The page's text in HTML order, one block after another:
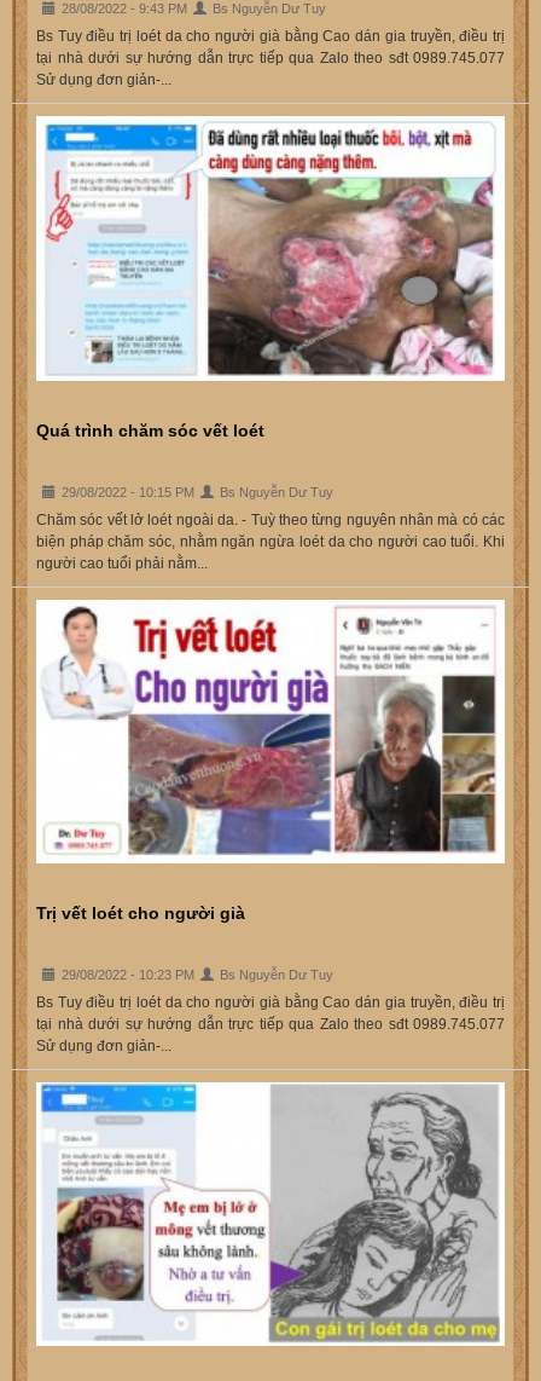
28/08/2022 - 9:43 PM Bs Nguyễn Dư Tuy
Bs Tuy điều trị loét da cho người già bằng Cao dán gia truyền, điều trị
tại nhà dưới sự hướng dẫn trực tiếp qua Zalo theo sđt 0989.745.077
Sử dụng đơn giản-...
Quá trình chăm sóc vết loét
29/08/2022 - 10:15 PM Bs Nguyễn Dư Tuy
Chăm sóc vết lở loét ngoài da. - Tuỳ theo từng nguyên nhân mà có các
biện pháp chăm sóc, nhằm ngăn ngừa loét da cho người cao tuổi. Khi
người cao tuổi phải nằm...
Trị vết loét cho người già
29/08/2022 - 10:23 PM Bs Nguyễn Dư Tuy
Bs Tuy điều trị loét da cho người già bằng Cao dán gia truyền, điều trị
tại nhà dưới sự hướng dẫn trực tiếp qua Zalo theo sđt 0989.745.077
Sử dụng đơn giản-...